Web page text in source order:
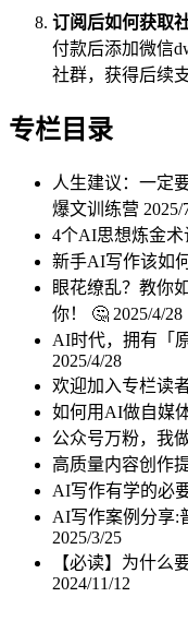
订阅后如何获取
付款后添加微信
社群，获得后续
专栏目录
人生建议：一定
爆文训练营 2025/
4个AI思想炼金术
新手AI写作该如
眼花缭乱？教你
你！ 🤔 2025/4/28
AI时代，拥有「
2025/4/28
欢迎加入专栏读
如何用AI做自媒
公众号万粉，我
高质量内容创作
AI写作有学的必
AI写作案例分享:
2025/3/25
【必读】为什么
2024/11/12